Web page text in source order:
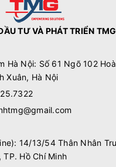
TƯ VÀ PHÁT TRIỂN TMG
Hà Nội: Số 61 Ngõ 102
Xuân, Hà Nội
14/13/54 Thân Nhân
TP. Hồ Chí Minh